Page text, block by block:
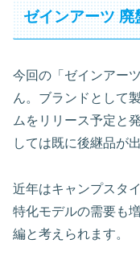
ゼインアーツ 廃
今回の「ゼインアー
ん。ブランドとして
ムをリリース予定と
しては既に後継品が
近年はキャンプスタ
特化モデルの需要も
編と考えられます。